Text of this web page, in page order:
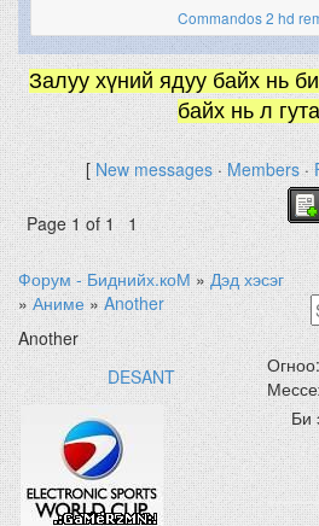
Commandos 2 hd
Залуу хүний ядуу байх нь
байх нь л
[New messages·Members·
Page1of1 1
Форум - Биднийх.коМ » Дэд хэсэг
» Аниме » Another
Another
DESANT
Би